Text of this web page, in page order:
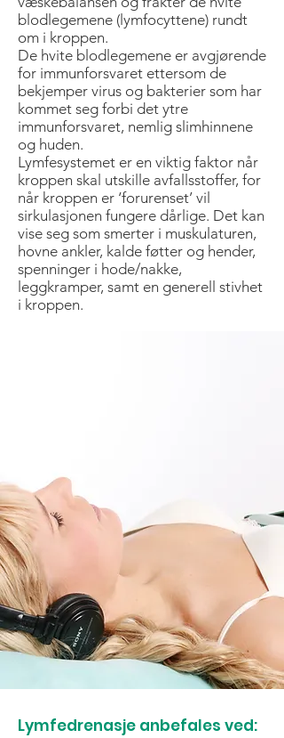
blodlegemene (lymfocyttene) rundt
om i kroppen.
De hvite blodlegemene er avgjørende
for immunforsvaret ettersom de
bekjemper virus og bakterier som har
kommet seg forbi det ytre
immunforsvaret, nemlig slimhinnene
og huden.
Lymfesystemet er en viktig faktor når
kroppen skal utskille avfallsstoffer, for
når kroppen er ‘forurenset’ vil
sirkulasjonen fungere dårlige. Det kan
vise seg som smerter i muskulaturen,
hovne ankler, kalde føtter og hender,
spenninger i hode/nakke,
leggkramper, samt en generell stivhet
i kroppen.
Lymfedrenasje anbefales ved: